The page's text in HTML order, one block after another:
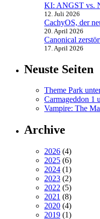
KI: ANGST vs.
12. Juli 2026
CachyOS, der
20. April 2026
Canonical
17. April 2026
Neuste Seiten
Theme Park
Carmageddon 1
Vampire: The
Archive
2026 (4)
2025 (6)
2024 (1)
2023 (2)
2022 (5)
2021 (8)
2020 (4)
2019 (1)